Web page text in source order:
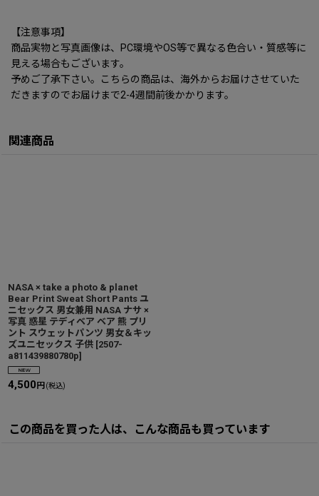
【注意事項】
商品実物と写真画像は、PC環境やOS等で異なる色合い・質感等に
見える場合もございます。
予めご了承下さい。こちらの商品は、海外からお届けさせていた
だきますのでお届けまで2-4週間前後かかります。
関連商品
NASA × take a photo & planet
Bear Print Sweat Short Pants ユ
ニセックス 男女兼用 NASA ナサ ×
写真 惑星 テディベア ベア 熊 プリ
ント スウェットパンツ 男女＆キッ
ズユニセックス 子供 [2507-
a811439880780p]
4,500 円 (税込)
この商品を買った人は、こんな商品も買っています